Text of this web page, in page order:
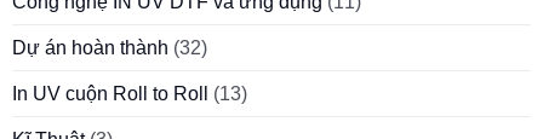
Dự án hoàn thành (32)
In UV cuộn Roll to Roll (13)